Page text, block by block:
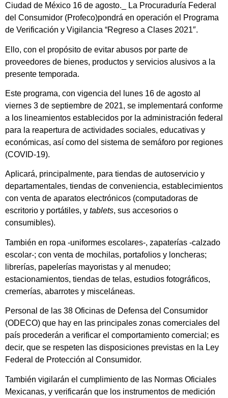
Ciudad de México 16 de agosto._ La Procuraduría Federal
del Consumidor (Profeco)pondrá en operación el Programa
de Verificación y Vigilancia “Regreso a Clases 2021″.
Ello, con el propósito de evitar abusos por parte de
proveedores de bienes, productos y servicios alusivos a la
presente temporada.
Este programa, con vigencia del lunes 16 de agosto al
viernes 3 de septiembre de 2021, se implementará conforme
a los lineamientos establecidos por la administración federal
para la reapertura de actividades sociales, educativas y
económicas, así como del sistema de semáforo por regiones
(COVID-19).
Aplicará, principalmente, para tiendas de autoservicio y
departamentales, tiendas de conveniencia, establecimientos
con venta de aparatos electrónicos (computadoras de
escritorio y portátiles, y tablets, sus accesorios o
consumibles).
También en ropa -uniformes escolares-, zapaterías -calzado
escolar-; con venta de mochilas, portafolios y loncheras;
librerías, papelerías mayoristas y al menudeo;
estacionamientos, tiendas de telas, estudios fotográficos,
cremerías, abarrotes y misceláneas.
Personal de las 38 Oficinas de Defensa del Consumidor
(ODECO) que hay en las principales zonas comerciales del
país procederán a verificar el comportamiento comercial; es
decir, que se respeten las disposiciones previstas en la Ley
Federal de Protección al Consumidor.
También vigilarán el cumplimiento de las Normas Oficiales
Mexicanas, y verificarán que los instrumentos de medición